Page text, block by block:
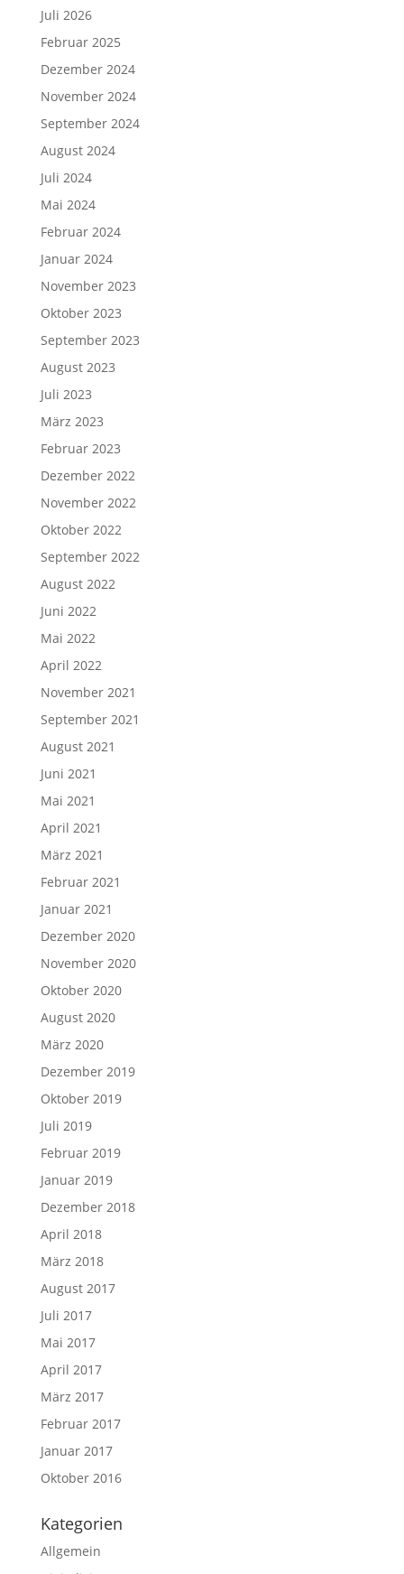
Juli 2026
Februar 2025
Dezember 2024
November 2024
September 2024
August 2024
Juli 2024
Mai 2024
Februar 2024
Januar 2024
November 2023
Oktober 2023
September 2023
August 2023
Juli 2023
März 2023
Februar 2023
Dezember 2022
November 2022
Oktober 2022
September 2022
August 2022
Juni 2022
Mai 2022
April 2022
November 2021
September 2021
August 2021
Juni 2021
Mai 2021
April 2021
März 2021
Februar 2021
Januar 2021
Dezember 2020
November 2020
Oktober 2020
August 2020
März 2020
Dezember 2019
Oktober 2019
Juli 2019
Februar 2019
Januar 2019
Dezember 2018
April 2018
März 2018
August 2017
Juli 2017
Mai 2017
April 2017
März 2017
Februar 2017
Januar 2017
Oktober 2016
Kategorien
Allgemein